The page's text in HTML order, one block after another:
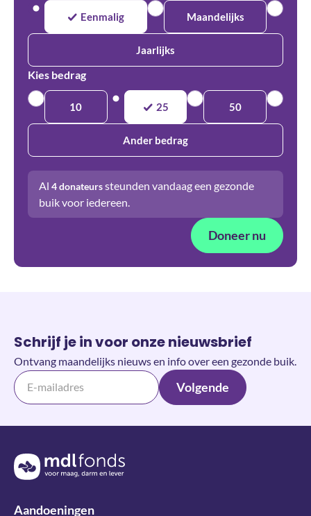
Eenmalig Maandelijks
Jaarlijks
Kies bedrag
10 25 50
Ander bedrag
Al 4donateurssteunden vandaag een gezonde
buik voor iedereen.
Doneer nu
Schrijf je in voor onze nieuwsbrief
Ontvang maandelijks nieuws en info over een gezonde buik.
Volgende
Terug naar de homepage
Aandoeningen